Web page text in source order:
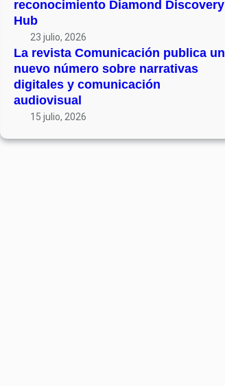
reconocimiento Diamond Discovery
Hub
23 julio, 2026
La revista Comunicación publica un
nuevo número sobre narrativas
digitales y comunicación
audiovisual
15 julio, 2026